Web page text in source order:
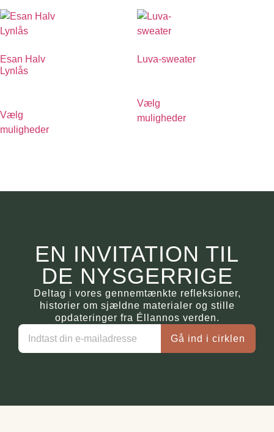
Esan Halv
Lynlås
Vælg
muligheder
Luva-sweater
Vælg
muligheder
EN INVITATION TIL
DE NYSGERRIGE
Deltag i vores gennemtænkte refleksioner,
historier om sjældne materialer og stille
opdateringer fra Éllannos verden.
Gå ind i cirklen